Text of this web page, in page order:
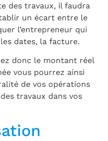
des travaux, il faudra
un écart entre le
l’entrepreneur qui
dates, la facture.
donc le montant réel
vous pourrez ainsi
de vos opérations
travaux dans vos